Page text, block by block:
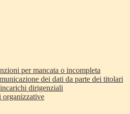
per mancata o incompleta
dei dati da parte dei titolari
dirigenziali
organizzative